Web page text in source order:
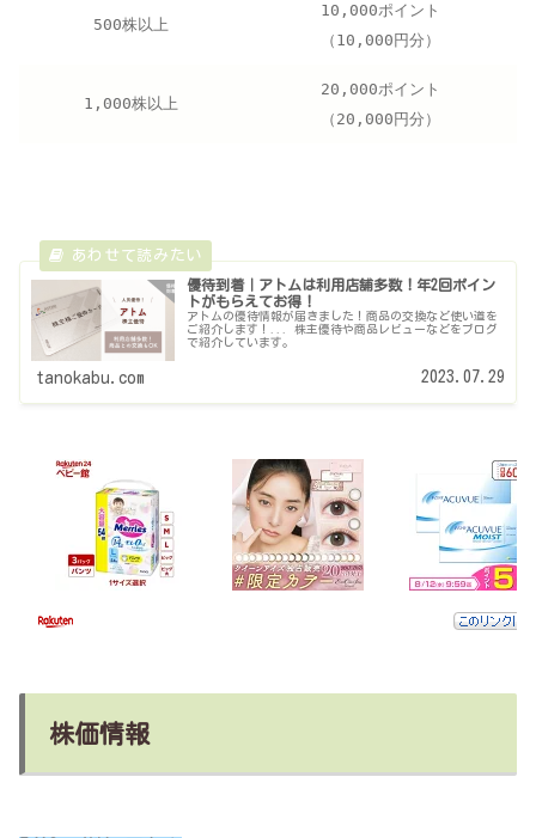
500株以上
10,000ポイント
（10,000円分）
1,000株以上
20,000ポイント
（20,000円分）
優待到着｜アトムは利用店舗多数！年2回ポイン
トがもらえてお得！
アトムの優待情報が届きました！商品の交換など使い道を
ご紹介します！... 株主優待や商品レビューなどをブログ
で紹介しています。
tanokabu.com 2023.07.29
株価情報